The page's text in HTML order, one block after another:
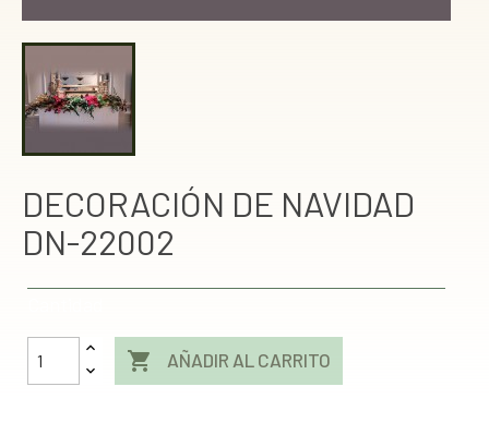
DECORACIÓN DE NAVIDAD
DN-22002
 AÑADIR AL CARRITO